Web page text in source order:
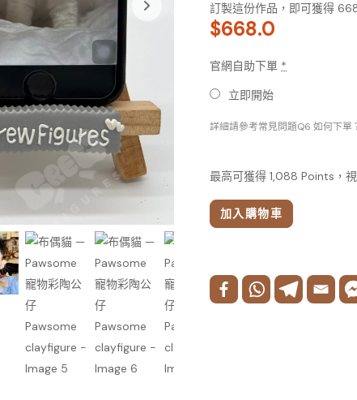
訂製這份作品，即可獲得
$668.0
官網自助下單 *
立即開始
詳細請參考常見問題Q6 如何下
最高可獲得 1,088 Points，
加入購物車